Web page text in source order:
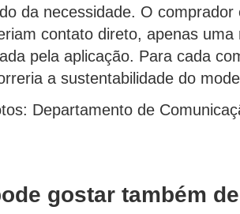
da necessidade. O comprador
contato direto, apenas
pela aplicação. Para cada
a sustentabilidade do
Departamento de
gostar também